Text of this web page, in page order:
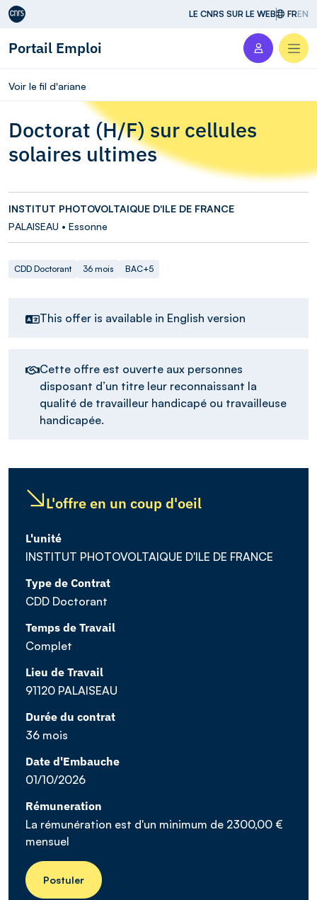
Aller au contenu LE CNRS SUR LE WEB FREN
Portail Emploi
Voir le fil d'ariane
Doctorat (H/F) sur cellules
solaires ultimes
INSTITUT PHOTOVOLTAIQUE D'ILE DE FRANCE
PALAISEAU • Essonne
CDD Doctorant 36 mois BAC+5
This offer is available in English version
Cette offre est ouverte aux personnes
disposant d’un titre leur reconnaissant la
qualité de travailleur handicapé ou travailleuse
handicapée.
L'offre en un coup d'oeil
L'unité
INSTITUT PHOTOVOLTAIQUE D'ILE DE FRANCE
Type de Contrat
CDD Doctorant
Temps de Travail
Complet
Lieu de Travail
91120 PALAISEAU
Durée du contrat
36 mois
Date d'Embauche
01/10/2026
Rémuneration
La rémunération est d'un minimum de 2300,00 €
mensuel
Postuler